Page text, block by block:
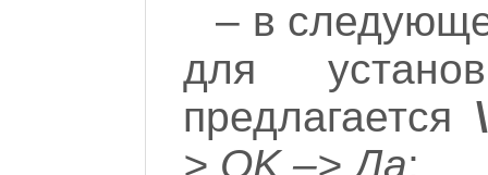
– в
для
предлагается
> OK –> Да;